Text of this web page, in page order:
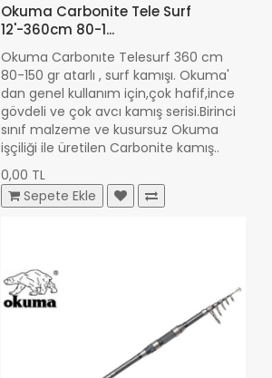
Okuma Carbonite Tele Surf
12'-360cm 80-1...
Okuma Carbonıte Telesurf 360 cm
80-150 gr atarlı , surf kamışı. Okuma'
dan genel kullanım için,çok hafif,ince
gövdeli ve çok avcı kamış serisi.Birinci
sınıf malzeme ve kusursuz Okuma
işçiliği ile üretilen Carbonite kamış..
0,00 TL
Sepete Ekle